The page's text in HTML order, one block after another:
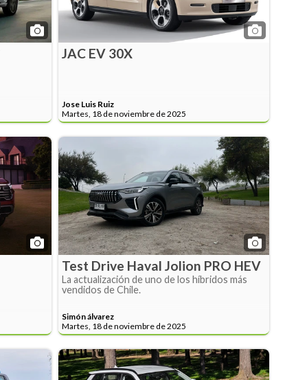
JAC EV 30X
Jose Luis Ruiz
Martes, 18 de noviembre de 2025
Test Drive Haval Jolion PRO HEV
La actualización de uno de los híbridos más
vendidos de Chile.
Simón álvarez
Martes, 18 de noviembre de 2025